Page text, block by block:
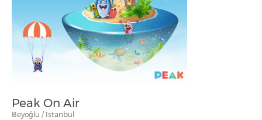
Peak On Air
Beyoğlu / İstanbul